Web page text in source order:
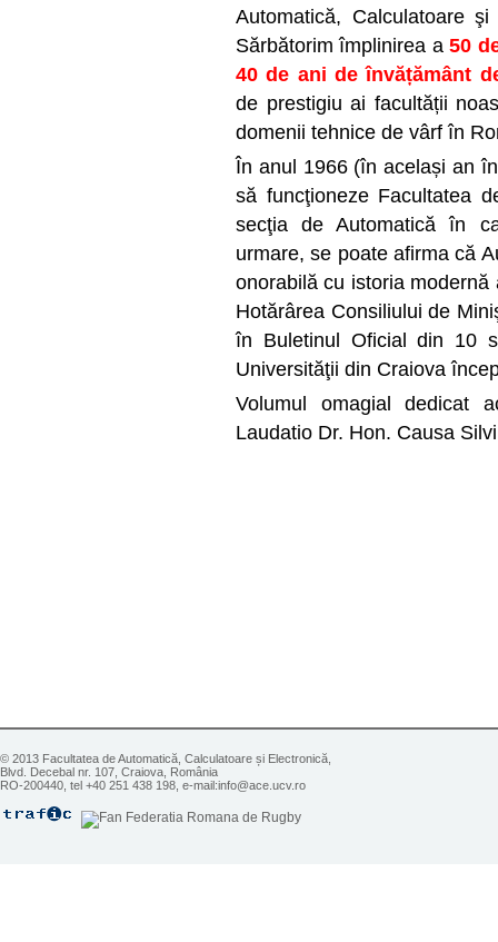
Automatică, Calculatoare
Sărbătorim împlinirea a50
40 de ani de învățământ
de prestigiu ai facultății
domenii tehnice de vârf în
În anul 1966 (în același an
să funcţioneze Facultatea
secţia de Automatică în
urmare, se poate afirma că
onorabilă cu istoria
Hotărârea Consiliului de
în Buletinul Oficial din 10
Universităţii din Craiova
Volumul omagial dedicat
Laudatio Dr. Hon. Causa
© 2013 Facultatea de Automatică, Calculatoare și Electronică,
Blvd. Decebal nr. 107, Craiova, România
RO-200440, tel +40 251 438 198, e-mail:info@ace.ucv.ro